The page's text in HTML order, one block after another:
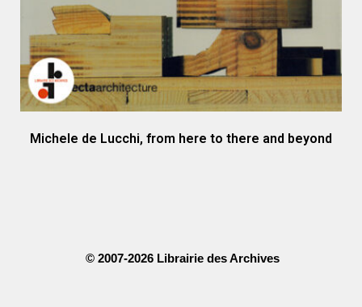
Michele de Lucchi, from here to there and beyond
© 2007-2026 Librairie des Archives